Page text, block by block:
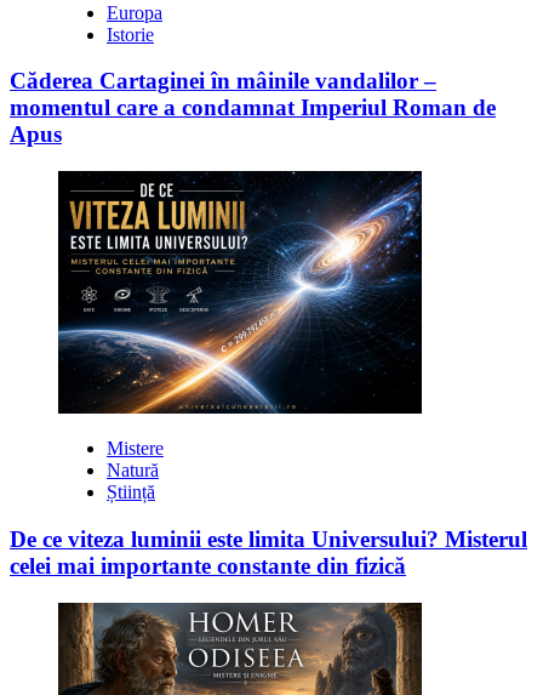
Europa
Istorie
Căderea Cartaginei în mâinile vandalilor –
momentul care a condamnat Imperiul Roman de
Apus
Mistere
Natură
Știință
De ce viteza luminii este limita Universului? Misterul
celei mai importante constante din fizică